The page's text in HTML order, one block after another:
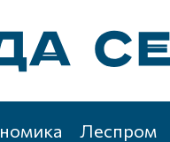
Леспром